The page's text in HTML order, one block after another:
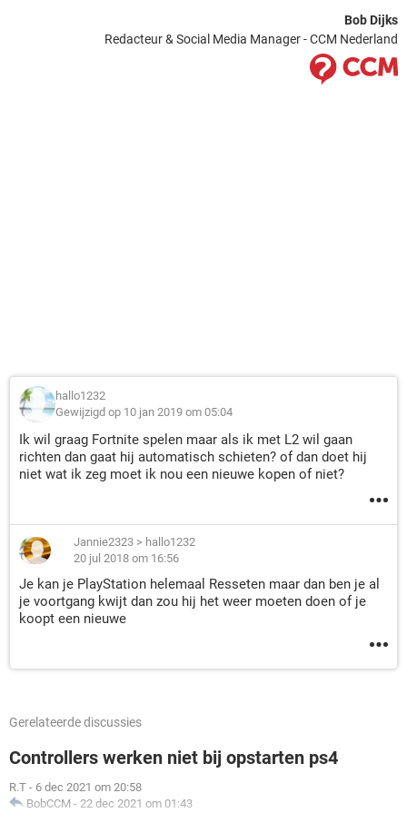
Bob Dijks
Redacteur & Social Media Manager - CCM Nederland
hallo1232
Gewijzigd op 10 jan 2019 om 05:04
Ik wil graag Fortnite spelen maar als ik met L2 wil gaan
richten dan gaat hij automatisch schieten? of dan doet hij
niet wat ik zeg moet ik nou een nieuwe kopen of niet?
Jannie2323 > hallo1232
20 jul 2018 om 16:56
Je kan je PlayStation helemaal Resseten maar dan ben je al
je voortgang kwijt dan zou hij het weer moeten doen of je
koopt een nieuwe
Gerelateerde discussies
Controllers werken niet bij opstarten ps4
R.T - 6 dec 2021 om 20:58
BobCCM - 22 dec 2021 om 01:43